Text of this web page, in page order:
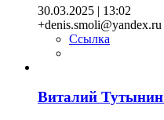
30.03.2025 | 13:02
+denis.smoli@yandex.ru
Ссылка
Виталий Тутынин